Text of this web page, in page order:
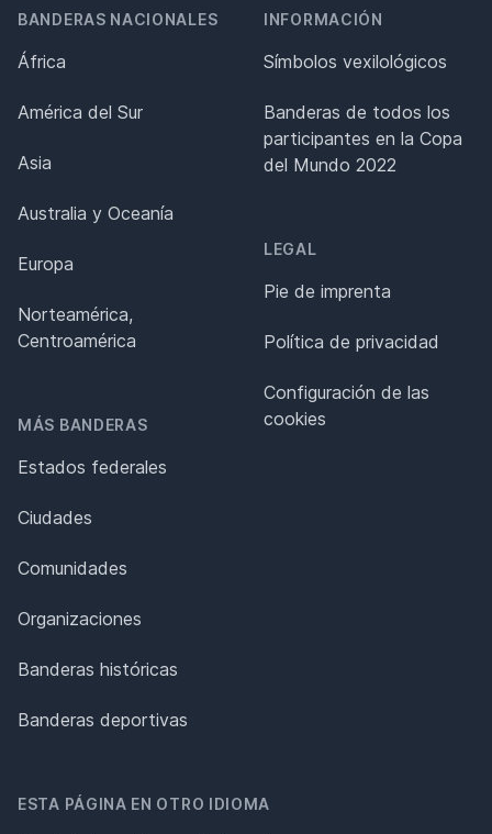
BANDERAS NACIONALES
África
América del Sur
Asia
Australia y Oceanía
Europa
Norteamérica,
Centroamérica
MÁS BANDERAS
Estados federales
Ciudades
Comunidades
Organizaciones
Banderas históricas
Banderas deportivas
INFORMACIÓN
Símbolos vexilológicos
Banderas de todos los
participantes en la Copa
del Mundo 2022
LEGAL
Pie de imprenta
Política de privacidad
Configuración de las
cookies
ESTA PÁGINA EN OTRO IDIOMA